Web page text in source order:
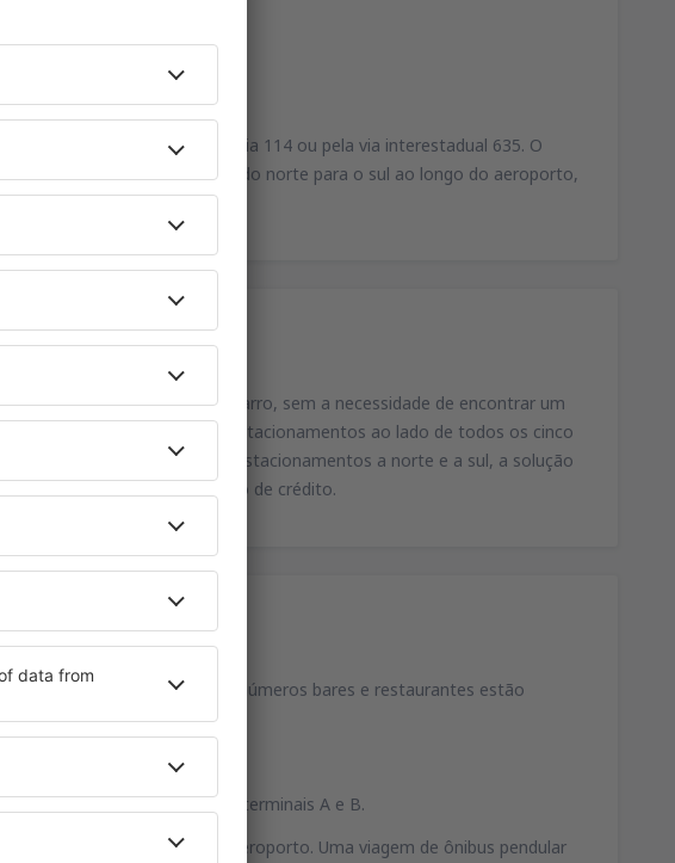
183 ou do norte pela rodovia 114 ou pela via interestadual 635. O
Parkway, que corre do norte para o sul ao longo do aeroporto,
terminais e hotéis próximos.
de deixar rapidamente o carro, sem a necessidade de encontrar um
o veículo; Terminal - estacionamentos ao lado de todos os cinco
aeroporto; Remote - dois estacionamentos a norte e a sul, a solução
numerário, cheque ou cartão de crédito.
aeroporto. Gastronomia
- inúmeros bares e restaurantes estão
eletrônicos.
free estão localizadas nos terminais A e B.
a alguma distância do aeroporto. Uma viagem de ônibus pendular